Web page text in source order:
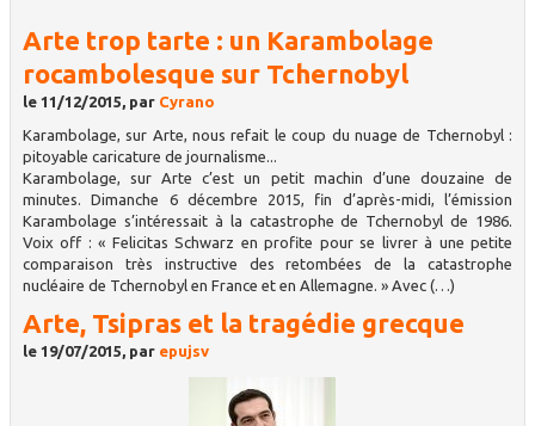
Arte trop tarte : un Karambolage
rocambolesque sur Tchernobyl
le 11/12/2015, par Cyrano
Karambolage, sur Arte, nous refait le coup du nuage de Tchernobyl :
pitoyable caricature de journalisme...
Karambolage, sur Arte c’est un petit machin d’une douzaine de
minutes. Dimanche 6 décembre 2015, fin d’après-midi, l’émission
Karambolage s’intéressait à la catastrophe de Tchernobyl de 1986.
Voix off : « Felicitas Schwarz en profite pour se livrer à une petite
comparaison très instructive des retombées de la catastrophe
nucléaire de Tchernobyl en France et en Allemagne. » Avec (…)
Arte, Tsipras et la tragédie grecque
le 19/07/2015, par epujsv